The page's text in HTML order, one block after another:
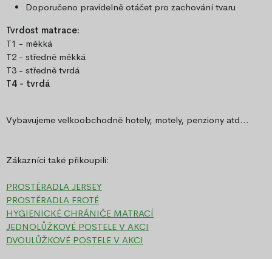
Doporučeno pravidelně otáčet pro zachování tvaru
Tvrdost matrace:
T1 - měkká
T2 - středně měkká
T3 - středně tvrdá
T4 - tvrdá
Vybavujeme velkoobchodně hotely, motely, penziony atd...
Zákazníci také přikoupili:
PROSTĚRADLA JERSEY
PROSTĚRADLA FROTÉ
HYGIENICKÉ CHRÁNIČE MATRACÍ
JEDNOLŮŽKOVÉ POSTELE V AKCI
DVOULŮŽKOVÉ POSTELE V AKCI